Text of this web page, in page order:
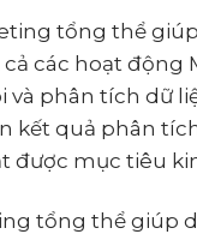
tổng thể
các hoạt
phân tích dữ
kết quả phân
được mục tiêu
tổng thể